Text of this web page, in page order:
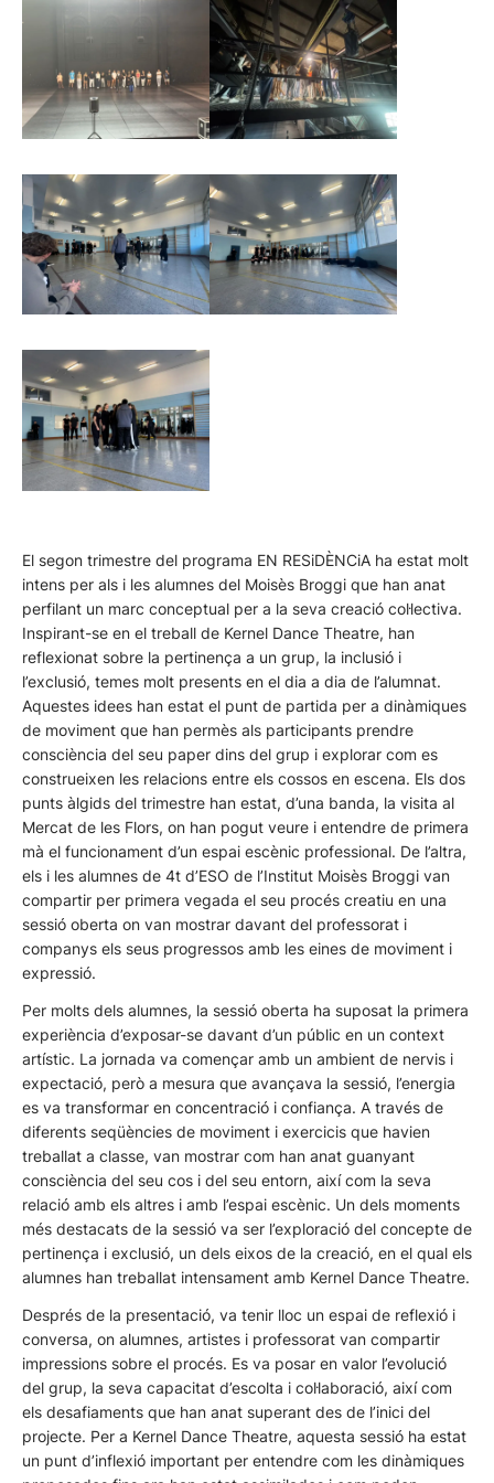
El segon trimestre del programa EN RESiDÈNCiA ha estat molt
intens per als i les alumnes del Moisès Broggi que han anat
perfilant un marc conceptual per a la seva creació col·lectiva.
Inspirant-se en el treball de Kernel Dance Theatre, han
reflexionat sobre la pertinença a un grup, la inclusió i
l’exclusió, temes molt presents en el dia a dia de l’alumnat.
Aquestes idees han estat el punt de partida per a dinàmiques
de moviment que han permès als participants prendre
consciència del seu paper dins del grup i explorar com es
construeixen les relacions entre els cossos en escena. Els dos
punts àlgids del trimestre han estat, d’una banda, la visita al
Mercat de les Flors, on han pogut veure i entendre de primera
mà el funcionament d’un espai escènic professional. De l’altra,
els i les alumnes de 4t d’ESO de l’Institut Moisès Broggi van
compartir per primera vegada el seu procés creatiu en una
sessió oberta on van mostrar davant del professorat i
companys els seus progressos amb les eines de moviment i
expressió.
Per molts dels alumnes, la sessió oberta ha suposat la primera
experiència d’exposar-se davant d’un públic en un context
artístic. La jornada va començar amb un ambient de nervis i
expectació, però a mesura que avançava la sessió, l’energia
es va transformar en concentració i confiança. A través de
diferents seqüències de moviment i exercicis que havien
treballat a classe, van mostrar com han anat guanyant
consciència del seu cos i del seu entorn, així com la seva
relació amb els altres i amb l’espai escènic. Un dels moments
més destacats de la sessió va ser l’exploració del concepte de
pertinença i exclusió, un dels eixos de la creació, en el qual els
alumnes han treballat intensament amb Kernel Dance Theatre.
Després de la presentació, va tenir lloc un espai de reflexió i
conversa, on alumnes, artistes i professorat van compartir
impressions sobre el procés. Es va posar en valor l’evolució
del grup, la seva capacitat d’escolta i col·laboració, així com
els desafiaments que han anat superant des de l’inici del
projecte. Per a Kernel Dance Theatre, aquesta sessió ha estat
un punt d’inflexió important per entendre com les dinàmiques